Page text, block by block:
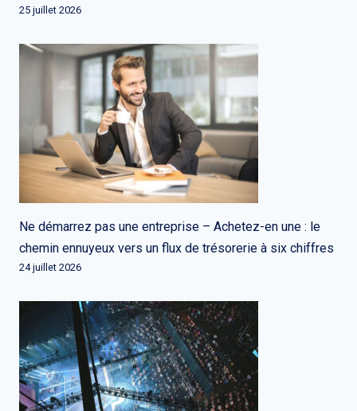
25 juillet 2026
Ne démarrez pas une entreprise – Achetez-en une : le
chemin ennuyeux vers un flux de trésorerie à six chiffres
24 juillet 2026